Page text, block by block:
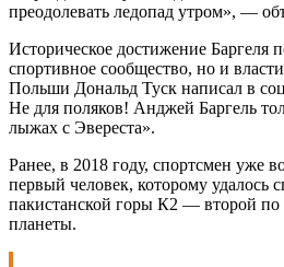
преодолевать ледопад утром», —
Историческое достижение Баргеля
спортивное сообщество, но и
Польши Дональд Туск написал в
Не для поляков! Анджей Баргель
лыжах с Эвереста».
Ранее, в 2018 году, спортсмен уже
первый человек, которому удалось
пакистанской горы К2 — второй
планеты.